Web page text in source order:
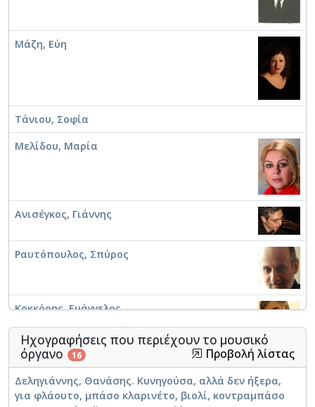
Μάζη, Εύη
Τάνιου, Σοφία
Μελίδου, Μαρία
Ανισέγκος, Γιάννης
Ραυτόπουλος, Σπύρος
Κοκκόρης, Ευάγγελος
Τσαλαχούρης, Φίλιππος
Ηχογραφήσεις που περιέχουν το μουσικό
όργανο
16 Προβολή λίστας
Δεληγιάννης, Θανάσης. Κυνηγούσα, αλλά δεν ήξερα,
για φλάουτο, μπάσο κλαρινέτο, βιολί, κοντραμπάσο